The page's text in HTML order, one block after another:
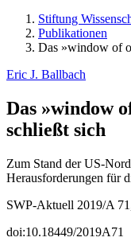
Stiftung
Publikationen
Das »window of
Eric J. Ballbach
Das »window
schließt sich
Zum Stand der US-
Herausforderungen für
SWP-Aktuell 2019/A
doi:10.18449/2019A71